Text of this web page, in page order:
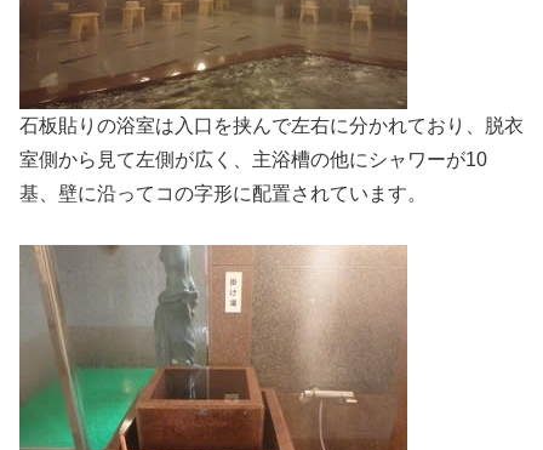
石板貼りの浴室は入口を挟んで左右に分かれており、脱衣
室側から見て左側が広く、主浴槽の他にシャワーが10
基、壁に沿ってコの字形に配置されています。